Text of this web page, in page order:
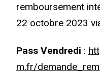
remboursement
22 octobre 2023
Pass Vendredi :
m.fr/